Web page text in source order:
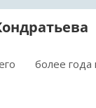
более года